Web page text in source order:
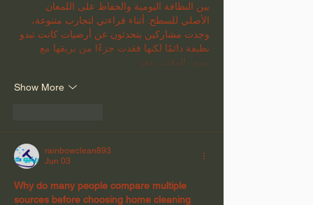
بين النظافة اليومية والحفاظ على اللمعان
الأصلي للسطح. أثناء قراءتي لتجارب متنوعة،
وجدت مشاركين يتحدثون عن أرضيات كانت تبدو
نظيفة دائمًا لكنها فقدت جزءًا من بريقها مع
مرور الوقت، وهو…
Show More
rainbowclean893
Jun 03
Why do many people compare multiple
sources before choosing home cleaning